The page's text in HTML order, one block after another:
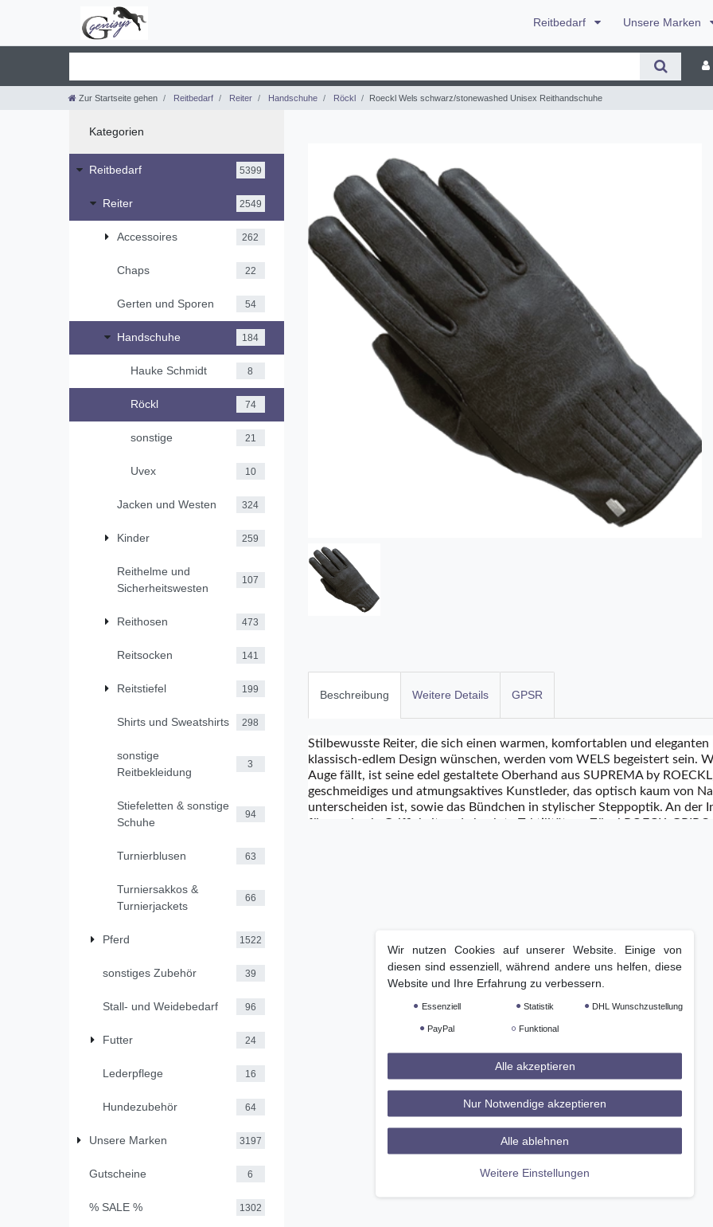
Reitbedarf Unsere Marken
Zur Startseite gehen Reitbedarf Reiter Handschuhe Röckl Roeckl Wels schwarz/stonewashed Unisex Reithandschuhe
Kategorien
Reitbedarf 5399
Reiter 2549
Accessoires 262
Chaps 22
Gerten und Sporen 54
Handschuhe 184
Hauke Schmidt 8
Röckl 74
sonstige 21
Uvex 10
Jacken und Westen 324
Kinder 259
Reithelme und
Sicherheitswesten
107
Reithosen 473
Reitsocken 141
Reitstiefel 199
Shirts und Sweatshirts 298
sonstige
Reitbekleidung
3
Stiefeletten & sonstige
Schuhe
94
Turnierblusen 63
Turniersakkos &
Turnierjackets
66
Pferd 1522
sonstiges Zubehör 39
Stall- und Weidebedarf 96
Futter 24
Lederpflege 16
Hundezubehör 64
Unsere Marken 3197
Gutscheine 6
% SALE % 1302
Beschreibung Weitere Details GPSR
Stilbewusste Reiter, die sich einen warmen, komfortablen und
klassisch-edlem Design wünschen, werden vom WELS begeistert sein.
Auge fällt, ist seine edel gestaltete Oberhand aus SUPREMA by
geschmeidiges und atmungsaktives Kunstleder, das optisch kaum von
unterscheiden ist, sowie das Bündchen in stylischer Steppoptik. An der
für maximale Griffigkeit und absolute Taktilität am Zügel ROECK-GRIP®
das Modell bei 30° Grad Celsius in der Maschine gewaschen werden.
Farben Schwarz/Grau, Schwarz Stonewashed und Mokka Antik. Mit
Handschuh zuverlässig am Handgelenk fixiert.
Wir nutzen Cookies auf unserer Website. Einige von
diesen sind essenziell, während andere uns helfen, diese
Website und Ihre Erfahrung zu verbessern.
Essenziell Statistik DHL Wunschzustellung
PayPal Funktional
Alle akzeptieren
Nur Notwendige akzeptieren
Alle ablehnen
Weitere Einstellungen